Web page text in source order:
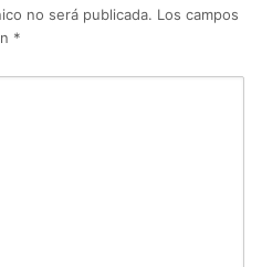
no será publicada. Los campos
*